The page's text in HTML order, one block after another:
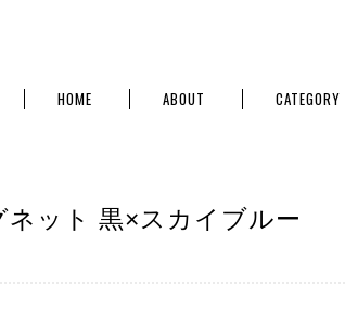
HOME ABOUT CATEGORY
ネット 黒×スカイブルー